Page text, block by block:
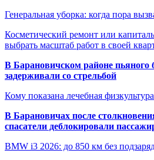
Генеральная уборка: когда пора
Косметический ремонт или
выбрать масштаб работ в своей
В Барановичском районе пьяного
задерживали со стрельбой
Кому показана лечебная
В Барановичах после
спасатели деблокировали
BMW i3 2026: до 850 км без